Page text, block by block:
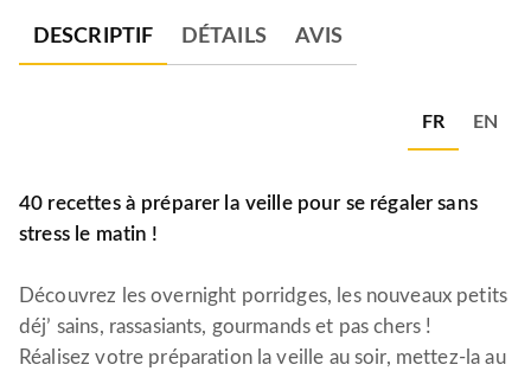
DESCRIPTIF DÉTAILS AVIS
FR EN
40 recettes à préparer la veille pour se régaler sans
stress le matin !
Découvrez les overnight porridges, les nouveaux petits
déj’ sains, rassasiants, gourmands et pas chers !
Réalisez votre préparation la veille au soir, mettez-la au